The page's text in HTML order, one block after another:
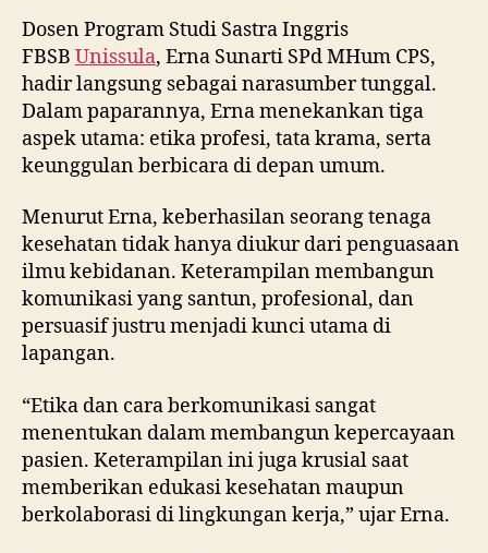
Dosen Program Studi Sastra Inggris
FBSB Unissula, Erna Sunarti SPd MHum CPS,
hadir langsung sebagai narasumber tunggal.
Dalam paparannya, Erna menekankan tiga
aspek utama: etika profesi, tata krama, serta
keunggulan berbicara di depan umum.
Menurut Erna, keberhasilan seorang tenaga
kesehatan tidak hanya diukur dari penguasaan
ilmu kebidanan. Keterampilan membangun
komunikasi yang santun, profesional, dan
persuasif justru menjadi kunci utama di
lapangan.
“Etika dan cara berkomunikasi sangat
menentukan dalam membangun kepercayaan
pasien. Keterampilan ini juga krusial saat
memberikan edukasi kesehatan maupun
berkolaborasi di lingkungan kerja,” ujar Erna.